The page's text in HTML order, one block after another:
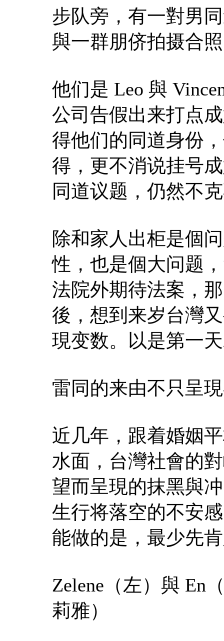
步队旁，有一對男
與一群朋侪拍摄合
他们是 Leo 與
公司告假出来打点
得他们的同道身份
得，更不消说挂号
同道议题，仍然不
除和家人出柜是個
性，也是個大问题
法院外期待法案，
後，想到来岁台灣
現变数。以是第一
雷同的来由不只呈
近几年，跟着婚姻
水面，台灣社會的
望而呈現的抹黑與
生行将落空的不安
能做的是，最少先
Zelene（左）與 En
莉雅）